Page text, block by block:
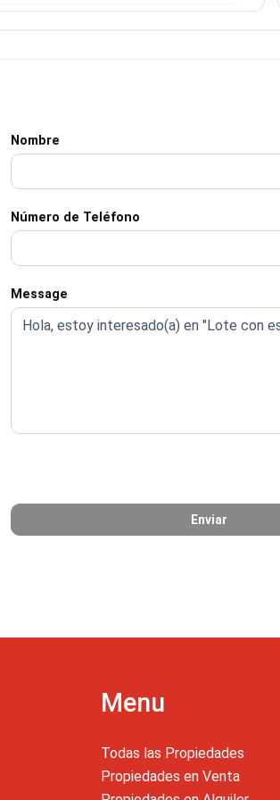
Nombre
Número de Teléfono
Message
Menu
Todas las Propiedades
Propiedades en Venta